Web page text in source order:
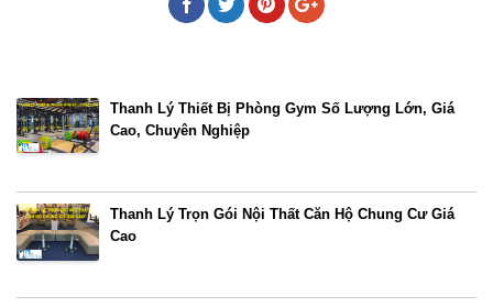
Thanh Lý Thiết Bị Phòng Gym Số Lượng Lớn, Giá
Cao, Chuyên Nghiệp
Thanh Lý Trọn Gói Nội Thất Căn Hộ Chung Cư Giá
Cao